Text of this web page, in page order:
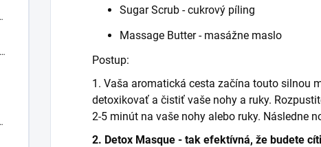
Sugar Scrub - cukrový píling
Massage Butter - masážne maslo
Postup:
1. Vaša aromatická cesta začína touto silnou
detoxikovať a čistiť vaše nohy a ruky.
2-5 minút na vaše nohy alebo ruky. Následne
2. Detox Masque - tak efektívná, že budete